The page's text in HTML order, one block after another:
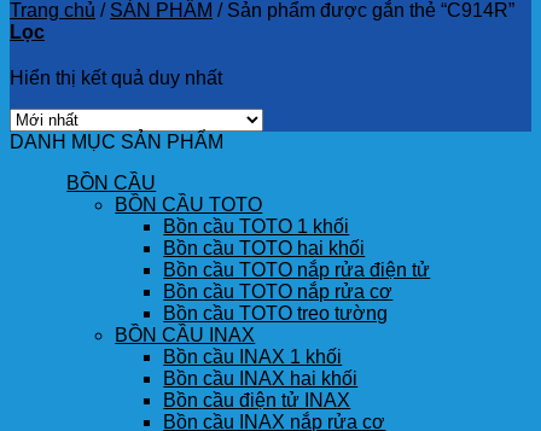
Trang chủ / SẢN PHẨM /Sản phẩm được gắn thẻ “C914R”
Lọc
Hiển thị kết quả duy nhất
DANH MỤC SẢN PHẨM
BỒN CẦU
BỒN CẦU TOTO
Bồn cầu TOTO 1 khối
Bồn cầu TOTO hai khối
Bồn cầu TOTO nắp rửa điện tử
Bồn cầu TOTO nắp rửa cơ
Bồn cầu TOTO treo tường
BỒN CẦU INAX
Bồn cầu INAX 1 khối
Bồn cầu INAX hai khối
Bồn cầu điện tử INAX
Bồn cầu INAX nắp rửa cơ